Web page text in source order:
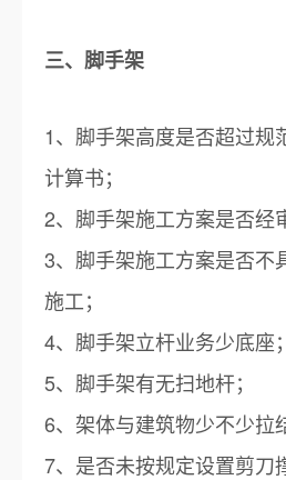
三、脚手架
1、脚手架高度是否超过规
计算书；
2、脚手架施工方案是否经
3、脚手架施工方案是否不
施工；
4、脚手架立杆业务少底座；
5、脚手架有无扫地杆；
6、架体与建筑物少不少拉
7、是否未按规定设置剪刀